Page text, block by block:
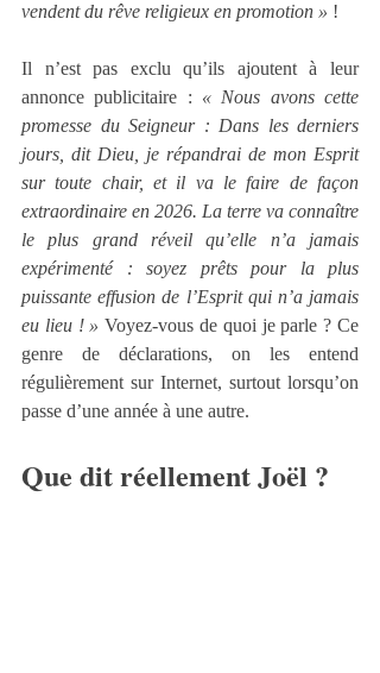
vendent du rêve religieux en promotion » !
Il n’est pas exclu qu’ils ajoutent à leur
annonce publicitaire : « Nous avons cette
promesse du Seigneur : Dans les derniers
jours, dit Dieu, je répandrai de mon Esprit
sur toute chair, et il va le faire de façon
extraordinaire en 2026. La terre va connaître
le plus grand réveil qu’elle n’a jamais
expérimenté : soyez prêts pour la plus
puissante effusion de l’Esprit qui n’a jamais
eu lieu ! » Voyez-vous de quoi je parle ? Ce
genre de déclarations, on les entend
régulièrement sur Internet, surtout lorsqu’on
passe d’une année à une autre.
Que dit réellement Joël ?